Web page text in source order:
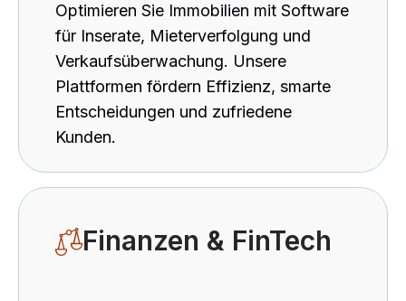
Optimieren Sie Immobilien mit Software
für Inserate, Mieterverfolgung und
Verkaufsüberwachung. Unsere
Plattformen fördern Effizienz, smarte
Entscheidungen und zufriedene
Kunden.
Finanzen & FinTech